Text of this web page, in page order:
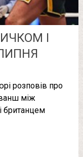
І
розповів про
між
британцем